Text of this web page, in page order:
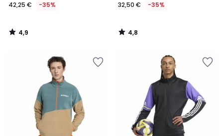
42,25 € -35%
4,9
/
32,50 € -35%
4,8
/